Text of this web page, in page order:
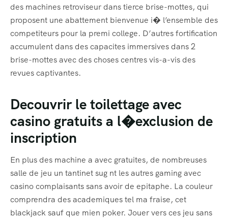
des machines retroviseur dans tierce brise-mottes, qui
proposent une abattement bienvenue i� l’ensemble des
competiteurs pour la premi college. D’autres fortification
accumulent dans des capacites immersives dans 2
brise-mottes avec des choses centres vis-a-vis des
revues captivantes.
Decouvrir le toilettage avec
casino gratuits a l�exclusion de
inscription
En plus des machine a avec gratuites, de nombreuses
salle de jeu un tantinet sug nt les autres gaming avec
casino complaisants sans avoir de epitaphe. La couleur
comprendra des academiques tel ma fraise, cet
blackjack sauf que mien poker. Jouer vers ces jeu sans